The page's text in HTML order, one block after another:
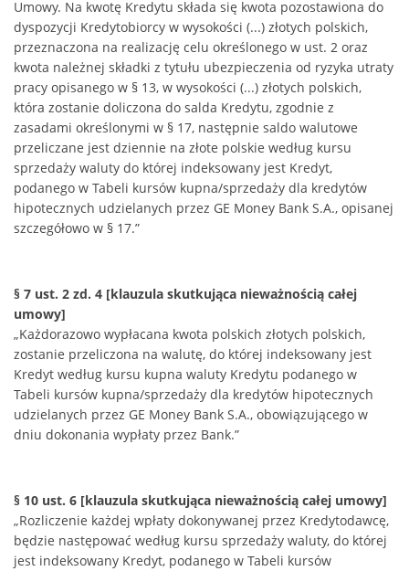
Umowy. Na kwotę Kredytu składa się kwota pozostawiona do
dyspozycji Kredytobiorcy w wysokości (...) złotych polskich,
przeznaczona na realizację celu określonego w ust. 2 oraz
kwota należnej składki z tytułu ubezpieczenia od ryzyka utraty
pracy opisanego w § 13, w wysokości (...) złotych polskich,
która zostanie doliczona do salda Kredytu, zgodnie z
zasadami określonymi w § 17, następnie saldo walutowe
przeliczane jest dziennie na złote polskie według kursu
sprzedaży waluty do której indeksowany jest Kredyt,
podanego w Tabeli kursów kupna/sprzedaży dla kredytów
hipotecznych udzielanych przez GE Money Bank S.A., opisanej
szczegółowo w § 17.”
§ 7 ust. 2 zd. 4 [klauzula skutkująca nieważnością całej
umowy]
„Każdorazowo wypłacana kwota polskich złotych polskich,
zostanie przeliczona na walutę, do której indeksowany jest
Kredyt według kursu kupna waluty Kredytu podanego w
Tabeli kursów kupna/sprzedaży dla kredytów hipotecznych
udzielanych przez GE Money Bank S.A., obowiązującego w
dniu dokonania wypłaty przez Bank.”
§ 10 ust. 6 [klauzula skutkująca nieważnością całej umowy]
„Rozliczenie każdej wpłaty dokonywanej przez Kredytodawcę,
będzie następować według kursu sprzedaży waluty, do której
jest indeksowany Kredyt, podanego w Tabeli kursów